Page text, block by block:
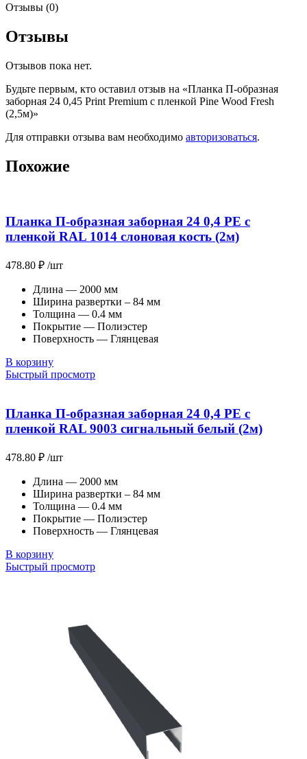
Отзывы (0)
Отзывы
Отзывов пока нет.
Будьте первым, кто оставил отзыв на «Планка П-образная
заборная 24 0,45 Print Premium с пленкой Pine Wood Fresh
(2,5м)»
Для отправки отзыва вам необходимо авторизоваться.
Похожие
Планка П-образная заборная 24 0,4 PE с
пленкой RAL 1014 слоновая кость (2м)
478.80 ₽ /шт
Длина — 2000 мм
Ширина развертки – 84 мм
Толщина — 0.4 мм
Покрытие — Полиэстер
Поверхность — Глянцевая
В корзину
Быстрый просмотр
Планка П-образная заборная 24 0,4 PE с
пленкой RAL 9003 сигнальный белый (2м)
478.80 ₽ /шт
Длина — 2000 мм
Ширина развертки – 84 мм
Толщина — 0.4 мм
Покрытие — Полиэстер
Поверхность — Глянцевая
В корзину
Быстрый просмотр